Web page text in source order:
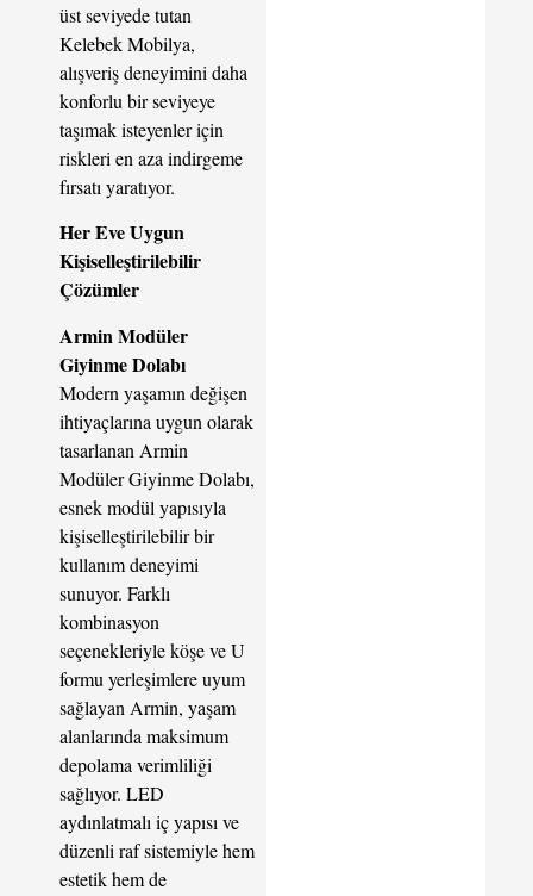
üst seviyede tutan
Kelebek Mobilya,
alışveriş deneyimini daha
konforlu bir seviyeye
taşımak isteyenler için
riskleri en aza indirgeme
fırsatı yaratıyor.
Her Eve Uygun
Kişiselleştirilebilir
Çözümler
Armin Modüler
Giyinme Dolabı
Modern yaşamın değişen
ihtiyaçlarına uygun olarak
tasarlanan Armin
Modüler Giyinme Dolabı,
esnek modül yapısıyla
kişiselleştirilebilir bir
kullanım deneyimi
sunuyor. Farklı
kombinasyon
seçenekleriyle köşe ve U
formu yerleşimlere uyum
sağlayan Armin, yaşam
alanlarında maksimum
depolama verimliliği
sağlıyor. LED
aydınlatmalı iç yapısı ve
düzenli raf sistemiyle hem
estetik hem de